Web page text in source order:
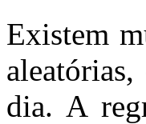
Existem
dia. A